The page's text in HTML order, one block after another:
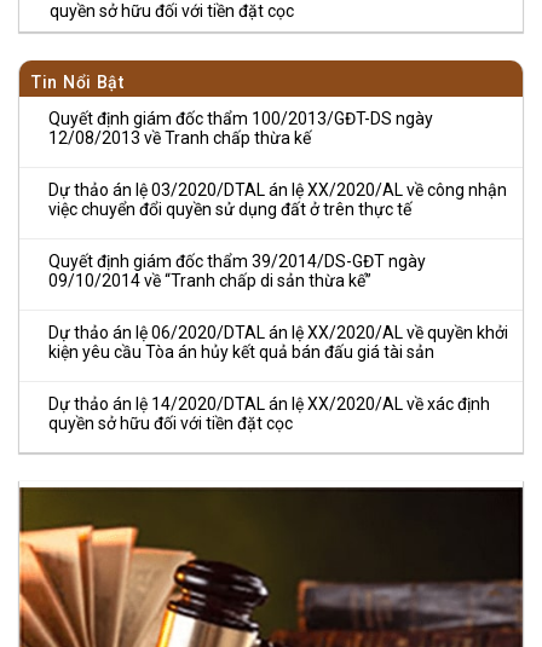
quyền sở hữu đối với tiền đặt cọc
Tin Nổi Bật
Quyết định giám đốc thẩm 100/2013/GĐT-DS ngày
12/08/2013 về Tranh chấp thừa kế
Dự thảo án lệ 03/2020/DTAL án lệ XX/2020/AL về công nhận
việc chuyển đổi quyền sử dụng đất ở trên thực tế
Quyết định giám đốc thẩm 39/2014/DS-GĐT ngày
09/10/2014 về “Tranh chấp di sản thừa kế”
Dự thảo án lệ 06/2020/DTAL án lệ XX/2020/AL về quyền khởi
kiện yêu cầu Tòa án hủy kết quả bán đấu giá tài sản
Dự thảo án lệ 14/2020/DTAL án lệ XX/2020/AL về xác định
quyền sở hữu đối với tiền đặt cọc